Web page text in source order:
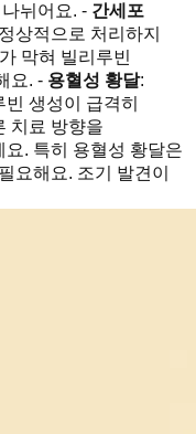
뉘어요. - 간세포
상적으로 처리하지
막혀 빌리루빈
요. - 용혈성 황달:
생성이 급격히
치료 방향을
. 특히 용혈성 황달은
요해요. 조기 발견이